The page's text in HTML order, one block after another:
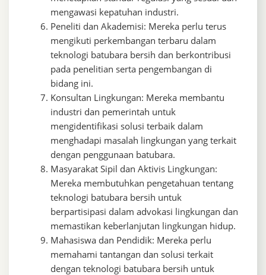
mengawasi kepatuhan industri.
Peneliti dan Akademisi: Mereka perlu terus
mengikuti perkembangan terbaru dalam
teknologi batubara bersih dan berkontribusi
pada penelitian serta pengembangan di
bidang ini.
Konsultan Lingkungan: Mereka membantu
industri dan pemerintah untuk
mengidentifikasi solusi terbaik dalam
menghadapi masalah lingkungan yang terkait
dengan penggunaan batubara.
Masyarakat Sipil dan Aktivis Lingkungan:
Mereka membutuhkan pengetahuan tentang
teknologi batubara bersih untuk
berpartisipasi dalam advokasi lingkungan dan
memastikan keberlanjutan lingkungan hidup.
Mahasiswa dan Pendidik: Mereka perlu
memahami tantangan dan solusi terkait
dengan teknologi batubara bersih untuk